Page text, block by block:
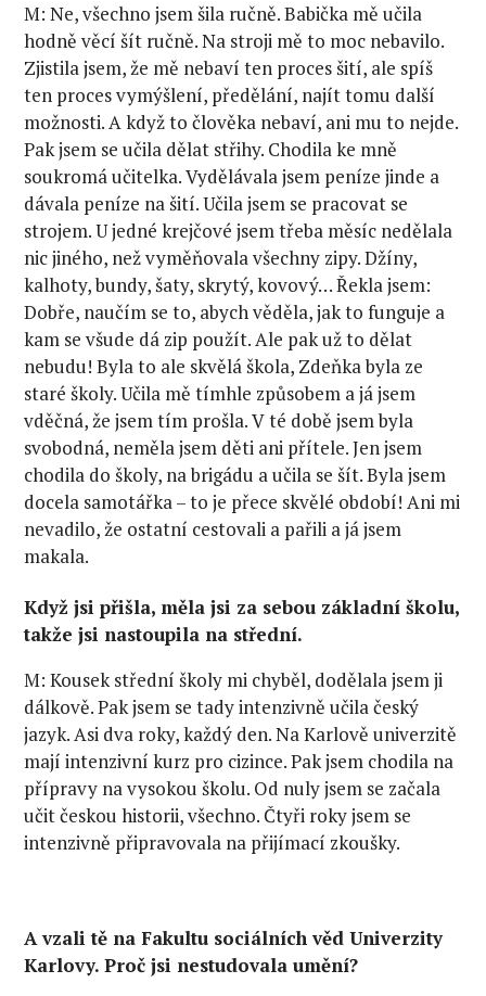
M: Ne, všechno jsem šila ručně. Babička mě učila
hodně věcí šít ručně. Na stroji mě to moc nebavilo.
Zjistila jsem, že mě nebaví ten proces šití, ale spíš
ten proces vymýšlení, předělání, najít tomu další
možnosti. A když to člověka nebaví, ani mu to nejde.
Pak jsem se učila dělat střihy. Chodila ke mně
soukromá učitelka. Vydělávala jsem peníze jinde a
dávala peníze na šití. Učila jsem se pracovat se
strojem. U jedné krejčové jsem třeba měsíc nedělala
nic jiného, než vyměňovala všechny zipy. Džíny,
kalhoty, bundy, šaty, skrytý, kovový… Řekla jsem:
Dobře, naučím se to, abych věděla, jak to funguje a
kam se všude dá zip použít. Ale pak už to dělat
nebudu! Byla to ale skvělá škola, Zdeňka byla ze
staré školy. Učila mě tímhle způsobem a já jsem
vděčná, že jsem tím prošla. V té době jsem byla
svobodná, neměla jsem děti ani přítele. Jen jsem
chodila do školy, na brigádu a učila se šít. Byla jsem
docela samotářka – to je přece skvělé období! Ani mi
nevadilo, že ostatní cestovali a pařili a já jsem
makala.
Když jsi přišla, měla jsi za sebou základní školu,
takže jsi nastoupila na střední.
M: Kousek střední školy mi chyběl, dodělala jsem ji
dálkově. Pak jsem se tady intenzivně učila český
jazyk. Asi dva roky, každý den. Na Karlově univerzitě
mají intenzivní kurz pro cizince. Pak jsem chodila na
přípravy na vysokou školu. Od nuly jsem se začala
učit českou historii, všechno. Čtyři roky jsem se
intenzivně připravovala na přijímací zkoušky.
A vzali tě na Fakultu sociálních věd Univerzity
Karlovy. Proč jsi nestudovala umění?